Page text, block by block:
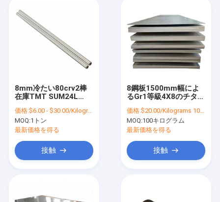
8mm冷たい80crv2棒
在庫TMT SUM24L
の合金棒-引かれる
価格:$6.00 - $30.00/Kilograms
MOQ:1トン
最新価格を得る
接触
8鋼板1500mm幅によ
るGr1等級4X8のチタニ
価格:$20.00/Kilograms 100-999 Kilograms
MOQ:100キログラム
最新価格を得る
接触